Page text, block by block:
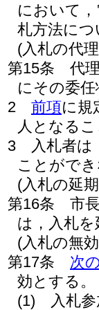
において
札方法に
(入札の代
第15条
代
にその委
2
前項に規
人となる
3
入札者
ことがで
(入札の延
第16条
市
は，入札
(入札の無
第17条
次
効とする。
(1)
入札